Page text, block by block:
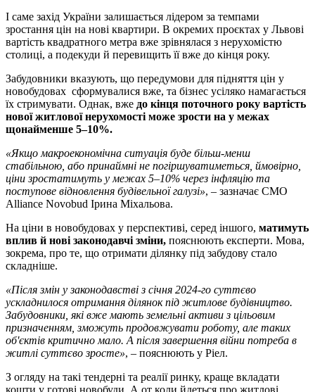
І саме захід України залишається лідером за темпами
зростання цін на нові квартири. В окремих проєктах у Львові
вартість квадратного метра вже зрівнялася з нерухомістю
столиці, а подекуди й перевищить її вже до кінця року.
Забудовники вказують, що передумови для підняття цін у
новобудовах сформувалися вже, та бізнес усіляко намагається
їх стримувати. Однак, вже до кінця поточного року вартість
нової житлової нерухомості може зрости на у межах
щонайменше 5–10%.
«Якщо макроекономічна ситуація буде більш-менш
стабільною, або принаймні не погіршуватиметься, ймовірно,
ціни зростатимуть у межах 5–10% через інфляцію та
поступове відновлення будівельної галузі», – зазначає CMO
Alliance Novobud Ірина Міхальова.
На ціни в новобудовах у перспективі, серед іншого, матимуть
вплив й нові законодавчі зміни, пояснюють експерти. Мова,
зокрема, про те, що отримати ділянку під забудову стало
складніше.
«Після змін у законодавстві з січня 2024-го суттєво
ускладнилося отримання ділянок під житлове будівництво.
Забудовники, які вже мають земельні активи з цільовим
призначенням, зможуть продовжувати роботу, але таких
об'єктів критично мало. А після завершення війни потреба в
житлі суттєво зросте», – пояснюють у Ріел.
З огляду на такі тендерні та реалії ринку, краще вкладати